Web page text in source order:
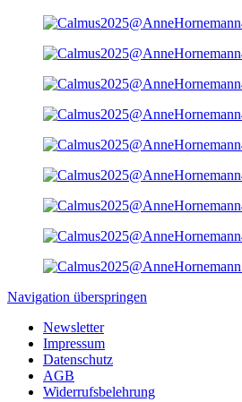
Navigation überspringen
Newsletter
Impressum
Datenschutz
AGB
Widerrufsbelehrung